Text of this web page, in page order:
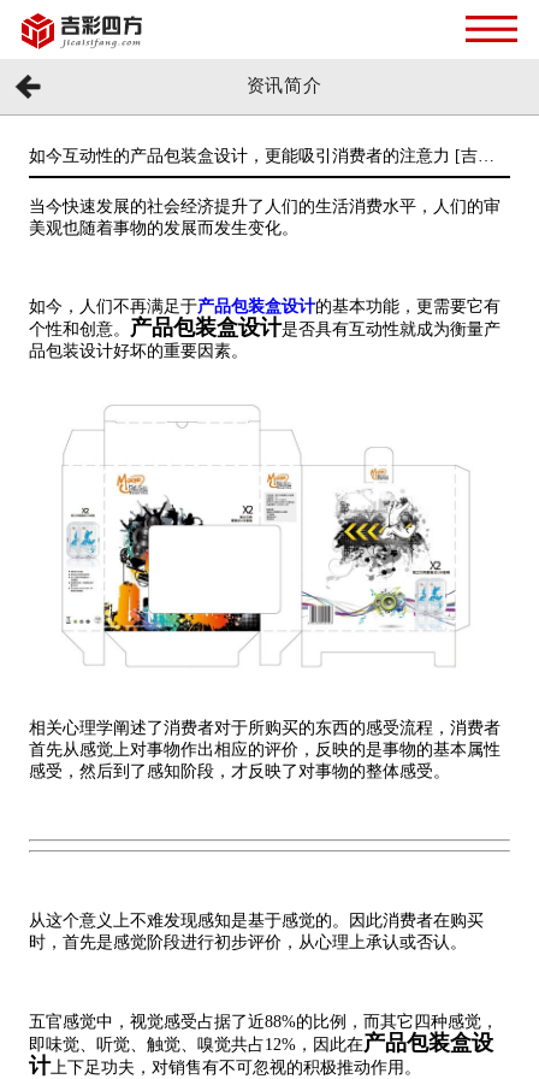
资讯简介
如今互动性的产品包装盒设计，更能吸引消费者的注意力 [吉彩
四方]
当今快速发展的社会经济提升了人们的生活消费水平，人们的审
美观也随着事物的发展而发生变化。
如今，人们不再满足于产品包装盒设计的基本功能，更需要它有
个性和创意。 产品包装盒设计是否具有互动性就成为衡量产
品包装设计好坏的重要因素。
相关心理学阐述了消费者对于所购买的东西的感受流程，消费者
首先从感觉上对事物作出相应的评价，反映的是事物的基本属性
感受，然后到了感知阶段，才反映了对事物的整体感受。
从这个意义上不难发现感知是基于感觉的。因此消费者在购买
时，首先是感觉阶段进行初步评价，从心理上承认或否认。
五官感觉中，视觉感受占据了近88%的比例，而其它四种感觉，
即味觉、听觉、触觉、嗅觉共占12%，因此在产品包装盒设
计上下足功夫，对销售有不可忽视的积极推动作用。